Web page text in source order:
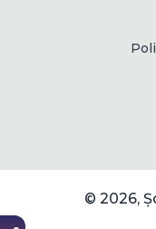
© 2026,